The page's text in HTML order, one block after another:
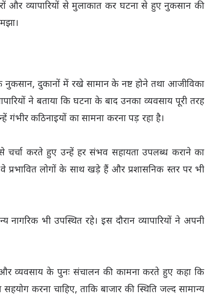
और व्यापारियों से मुलाकात कर घटना से हुए नुकसान की
नुकसान, दुकानों में रखे सामान के नष्ट होने तथा आजीविका
ने बताया कि घटना के बाद उनका व्यवसाय पूरी तरह
गंभीर कठिनाइयों का सामना करना पड़ रहा है।
से चर्चा करते हुए उन्हें हर संभव सहायता उपलब्ध कराने का
लोगों के साथ खड़े हैं और प्रशासनिक स्तर पर भी
नागरिक भी उपस्थित रहे। इस दौरान व्यापारियों ने अपनी
और व्यवसाय के पुनः संचालन की कामना करते हुए कहा कि
करना चाहिए, ताकि बाजार की स्थिति जल्द सामान्य